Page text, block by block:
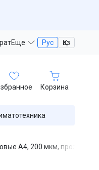
Еще Рус Қаз
Корзина
А4, 200 мкм,